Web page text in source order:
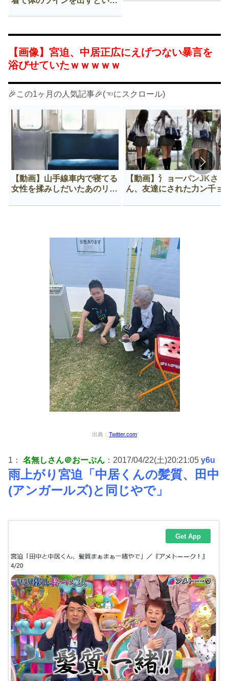
【画像】宮迫、中居正広にえげつない暴言を
浴びせていたｗｗｗｗｗ
🎉この1ヶ月の人気記事🎉(☜にスクロール)
【動画】山手線車内で寝てる
女性を揉みしだいたあのリー
【動画】氵ョ一パンJKさ
ん、友達にされた力ン千ョ
出典： Twitter.com
1： 名無しさん＠おーぷん ：2017/04/22(土)20:21:05 y6u
雨上がり宮迫「中居くんの髪質、田中
(アンガールズ)と同じやで」